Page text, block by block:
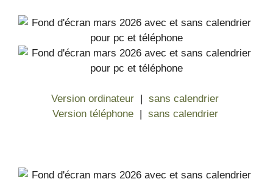
Version ordinateur | sans calendrier
Version téléphone| sans calendrier